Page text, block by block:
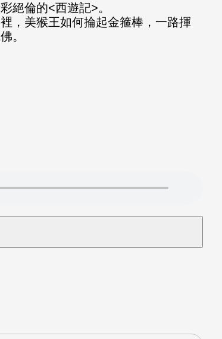
絕倫的<西遊記>。
，美猴王如何掄起金箍棒，一路揮
。